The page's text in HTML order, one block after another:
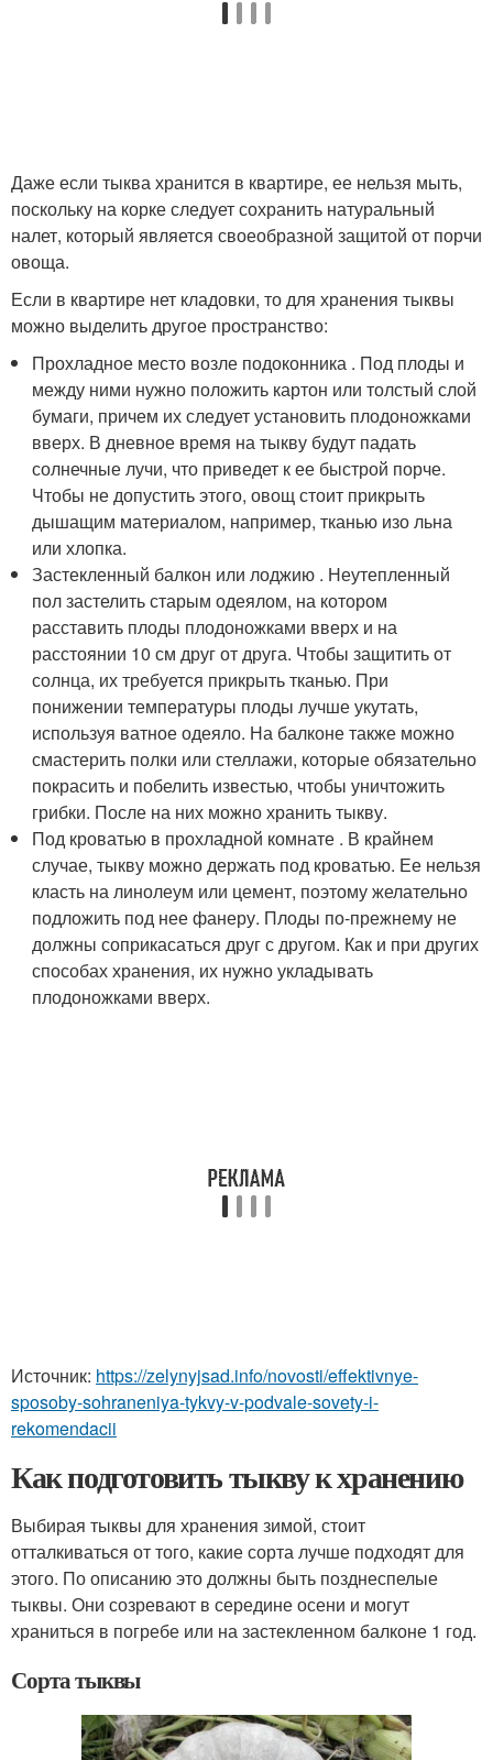
Даже если тыква хранится в квартире, ее нельзя мыть,
поскольку на корке следует сохранить натуральный
налет, который является своеобразной защитой от порчи
овоща.
Если в квартире нет кладовки, то для хранения тыквы
можно выделить другое пространство:
Прохладное место возле подоконника . Под плоды и
между ними нужно положить картон или толстый слой
бумаги, причем их следует установить плодоножками
вверх. В дневное время на тыкву будут падать
солнечные лучи, что приведет к ее быстрой порче.
Чтобы не допустить этого, овощ стоит прикрыть
дышащим материалом, например, тканью изо льна
или хлопка.
Застекленный балкон или лоджию . Неутепленный
пол застелить старым одеялом, на котором
расставить плоды плодоножками вверх и на
расстоянии 10 см друг от друга. Чтобы защитить от
солнца, их требуется прикрыть тканью. При
понижении температуры плоды лучше укутать,
используя ватное одеяло. На балконе также можно
смастерить полки или стеллажи, которые обязательно
покрасить и побелить известью, чтобы уничтожить
грибки. После на них можно хранить тыкву.
Под кроватью в прохладной комнате . В крайнем
случае, тыкву можно держать под кроватью. Ее нельзя
класть на линолеум или цемент, поэтому желательно
подложить под нее фанеру. Плоды по-прежнему не
должны соприкасаться друг с другом. Как и при других
способах хранения, их нужно укладывать
плодоножками вверх.
Источник: https://zelynyjsad.info/novosti/effektivnye-
sposoby-sohraneniya-tykvy-v-podvale-sovety-i-
rekomendacii
Как подготовить тыкву к хранению
Выбирая тыквы для хранения зимой, стоит
отталкиваться от того, какие сорта лучше подходят для
этого. По описанию это должны быть позднеспелые
тыквы. Они созревают в середине осени и могут
храниться в погребе или на застекленном балконе 1 год.
Сорта тыквы